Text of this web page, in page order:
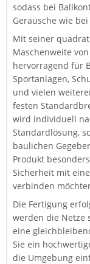
sodass bei
Geräusche wie
Mit seiner
Maschenweite
hervorragend für
Sportanlagen,
und vielen
festen
wird individuell
Standardlösung,
baulichen
Produkt
Sicherheit mit
verbinden
Die Fertigung
werden die Netze
eine
Sie ein
die Umgebung